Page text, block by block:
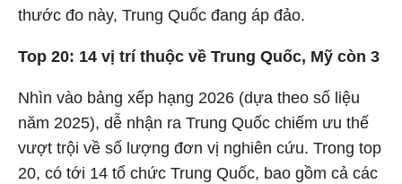
thước đo này, Trung Quốc đang áp đảo.
Top 20: 14 vị trí thuộc về Trung Quốc, Mỹ còn 3
Nhìn vào bảng xếp hạng 2026 (dựa theo số liệu
năm 2025), dễ nhận ra Trung Quốc chiếm ưu thế
vượt trội về số lượng đơn vị nghiên cứu. Trong top
20, có tới 14 tổ chức Trung Quốc, bao gồm cả các